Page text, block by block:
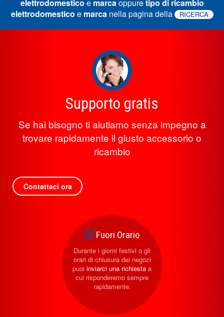
elettrodomestico e marcaoppuretipo di ricambio
elettrodomestico e marcanella pagina della RICERCA
Supporto gratis
Se hai bisogno ti aiutiamo senza impegno a
trovare rapidamente il giusto accessorio o
ricambio
Contattaci ora
Fuori Orario
Durante i giorni festivi o gli
orari di chiusura dei negozi
puoi inviarci una richiesta a
cui risponderemo sempre
rapidamente.